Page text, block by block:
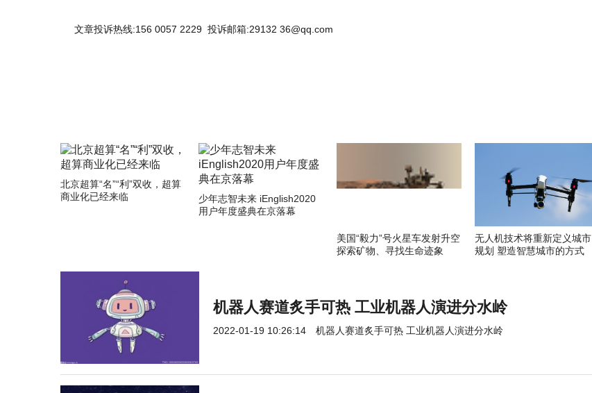
文章投诉热线:156 0057 2229 投诉邮箱:29132 36@qq.com
北京超算“名”“利”双收，超算
商业化已经来临
少年志智未来 iEnglish2020
用户年度盛典在京落幕
美国“毅力”号火星车发射升空
探索矿物、寻找生命迹象
无人机技术将重新定义城市
规划 塑造智慧城市的方式
机器人赛道炙手可热 工业机器人演进分水岭
2022-01-19 10:26:14 机器人赛道炙手可热 工业机器人演进分水岭